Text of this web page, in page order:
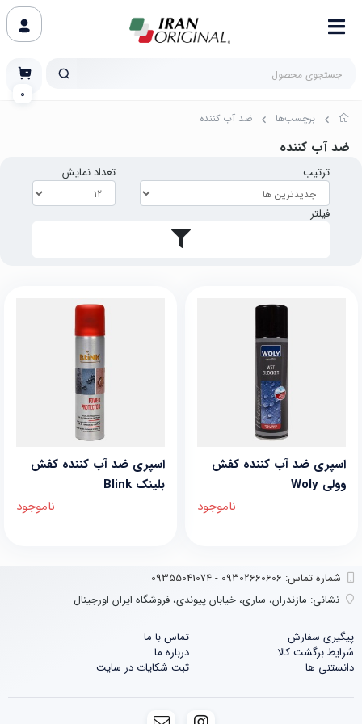
برچسب‌ها ضد آب کننده
ضد آب کننده
ترتیب تعداد نمایش
فیلتر
اسپری ضد آب کننده کفش
وولی Woly
ناموجود
اسپری ضد آب کننده کفش
بلینک Blink
ناموجود
شماره تماس‌: 09302660606 - 09355041074
نشانی: مازندران، ساری، خیابان پیوندی، فروشگاه ایران اورجینال
پیگیری سفارش
تماس با ما
شرایط برگشت کالا
درباره ما
دانستنی ها
ثبت شکایات در سایت
0